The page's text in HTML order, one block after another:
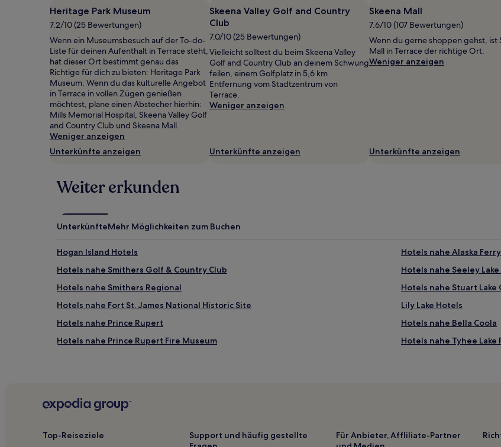
24 Stunden
für
einen
Aufenthalt
mit
1 Übernachtung
von
2 Erwachsenen
gefunden
wurde.
Preise
und
Verfügbarkeiten
sich
können
Heritage Park Museum
7.2/10 (25 Bewertungen)
Wenn ein Museumsbesuch auf der To-do-
Liste für deinen Aufenthalt in Terrace steht,
hat dieser Ort bestimmt genau das
Richtige für dich zu bieten: Heritage Park
Museum. Wenn du das kulturelle Angebot
in Terrace in vollen Zügen genießen
möchtest, plane einen Abstecher hierhin:
Mills Memorial Hospital, Skeena Valley Golf
and Country Club und Skeena Mall.
Weniger anzeigen
Unterkünfte anzeigen
Skeena Valley Golf and Country
Club
7.0/10 (25 Bewertungen)
Vielleicht solltest du beim Skeena Valley
Golf and Country Club an deinem Schwung
feilen, einem Golfplatz in 5,6 km
Entfernung vom Stadtzentrum von
Terrace.
Weniger anzeigen
Unterkünfte anzeigen
Skeena Mall
7.6/10 (107 Bewertungen)
Wenn du gerne shoppen gehst, ist
Mall in Terrace der richtige Ort.
Weniger anzeigen
Unterkünfte anzeigen
Weiter erkunden
UnterkünfteMehr Möglichkeiten zum Buchen
Hogan Island Hotels
Hotels nahe Alaska
Hotels nahe Smithers Golf & Country Club
Hotels nahe Seeley
Hotels nahe Smithers Regional
Hotels nahe Stuart Lake
Hotels nahe Fort St. James National Historic Site
Lily Lake Hotels
Hotels nahe Prince Rupert
Hotels nahe Bella Coola
Hotels nahe Prince Rupert Fire Museum
Hotels nahe Tyhee Lake
Hotels nahe Smithers Par 3 & RV
Top-Reiseziele
Support und häufig gestellte
Für Anbieter, Affliliate-Partner